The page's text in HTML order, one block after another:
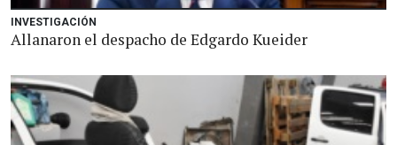
INVESTIGACIÓN
Allanaron el despacho de Edgardo Kueider